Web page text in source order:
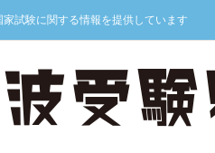
試験に関する情報を提供しています